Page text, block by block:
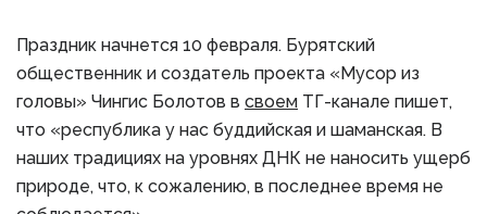
Праздник начнется 10 февраля. Бурятский
общественник и создатель проекта «Мусор из
головы» Чингис Болотов в своем ТГ-канале пишет,
что «республика у нас буддийская и шаманская. В
наших традициях на уровнях ДНК не наносить ущерб
природе, что, к сожалению, в последнее время не